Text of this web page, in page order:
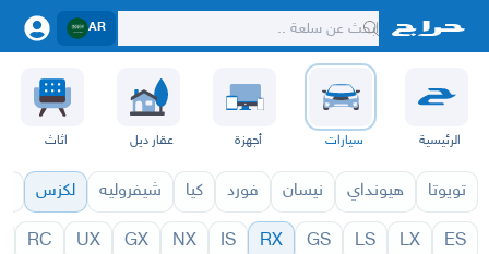
AR
الرئيسية سيارات أجهزة عقار ديل اثاث
تويوتا هيونداي نيسان فورد كيا شيفروليه لكزس
ES
LX
LS
GS
RX
IS
NX
GX
UX
RC